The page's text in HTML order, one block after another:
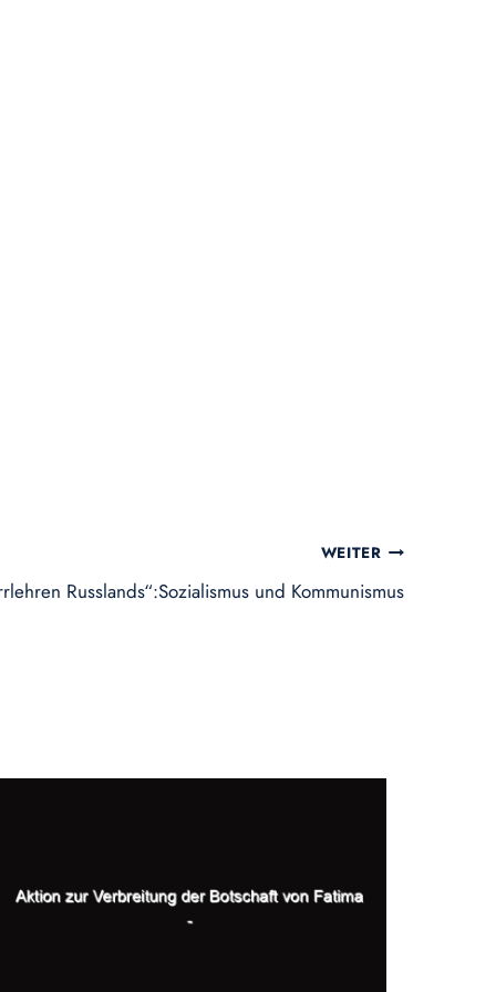
WEITER
Russlands“:Sozialismus und Kommunismus